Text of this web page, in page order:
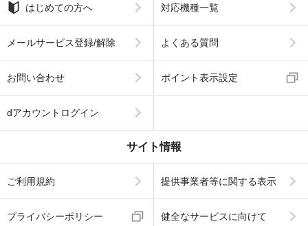
はじめての方へ 対応機種一覧
メールサービス登録/解除 よくある質問
お問い合わせ ポイント表示設定
dアカウントログイン
サイト情報
ご利用規約 提供事業者等に関する表示
プライバシーポリシー 健全なサービスに向けて